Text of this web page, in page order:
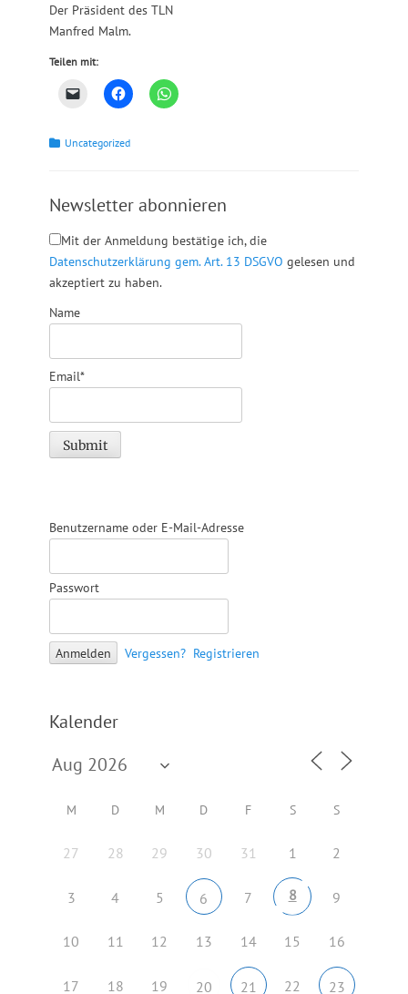
Der Präsident des TLN
Manfred Malm.
Teilen mit:
Kategorien
Uncategorized
Newsletter abonnieren
Mit der Anmeldung bestätige ich, die
Datenschutzerklärung gem. Art. 13 DSGVO gelesen und
akzeptiert zu haben.
Name
Email*
Benutzername oder E-Mail-Adresse
Passwort
Vergessen? Registrieren
Kalender
M D M D F S S
27 28 29 30 31 1 2
3 4 5 6 7 8 9
10 11 12 13 14 15 16
17 18 19 20 21 22 23